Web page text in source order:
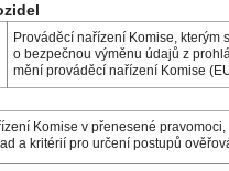
Prováděcí nařízení Komise,
o bezpečnou výměnu údajů z
mění prováděcí nařízení Komise
Komise v přenesené
a kritérií pro určení postupů